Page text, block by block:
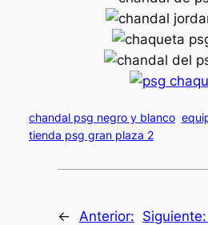
chandal psg negro y blanco
tienda psg gran plaza 2
←
Anterior: